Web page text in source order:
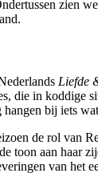
zien
Liefde
die in koddige
bij iets
de rol van
toon aan haar
van het